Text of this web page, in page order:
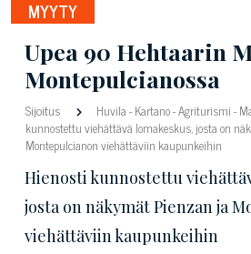
MYYTY
Upea 90 Hehtaarin
Montepulcianossa
Sijoitus Huvila-Kartano-Agriturismi-
kunnostettu viehättävä lomakeskus, josta on
Montepulcianon viehättäviin kaupunkeihin
Hienosti kunnostettu
josta on näkymät Pienzan ja
viehättäviin kaupunkeihin